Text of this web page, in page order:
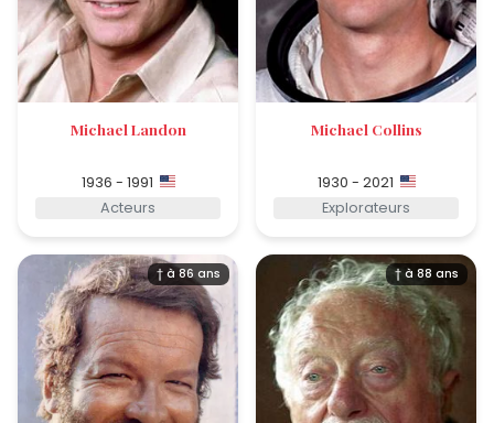
Michael Landon
1936 - 1991
Acteurs
Michael Collins
1930 - 2021
Explorateurs
† à 86 ans † à 88 ans